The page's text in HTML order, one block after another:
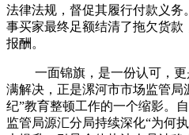
法律法规，督促其履行付款义
事买家最终足额结清了拖欠货
报酬。
一面锦旗，是一份认可，
满解决，正是漯河市市场监管局
纪”教育整顿工作的一个缩影。
监管局源汇分局持续深化“为何